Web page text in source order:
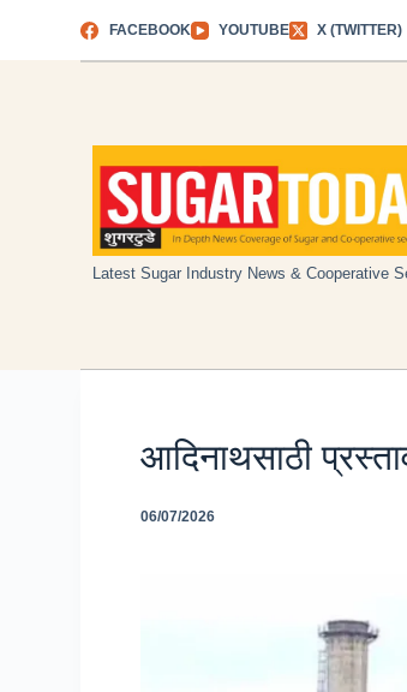
FACEBOOK YOUTUBE X (TWITTER)
Latest Sugar Industry News & Cooperative
आदिनाथसाठी
06/07/2026